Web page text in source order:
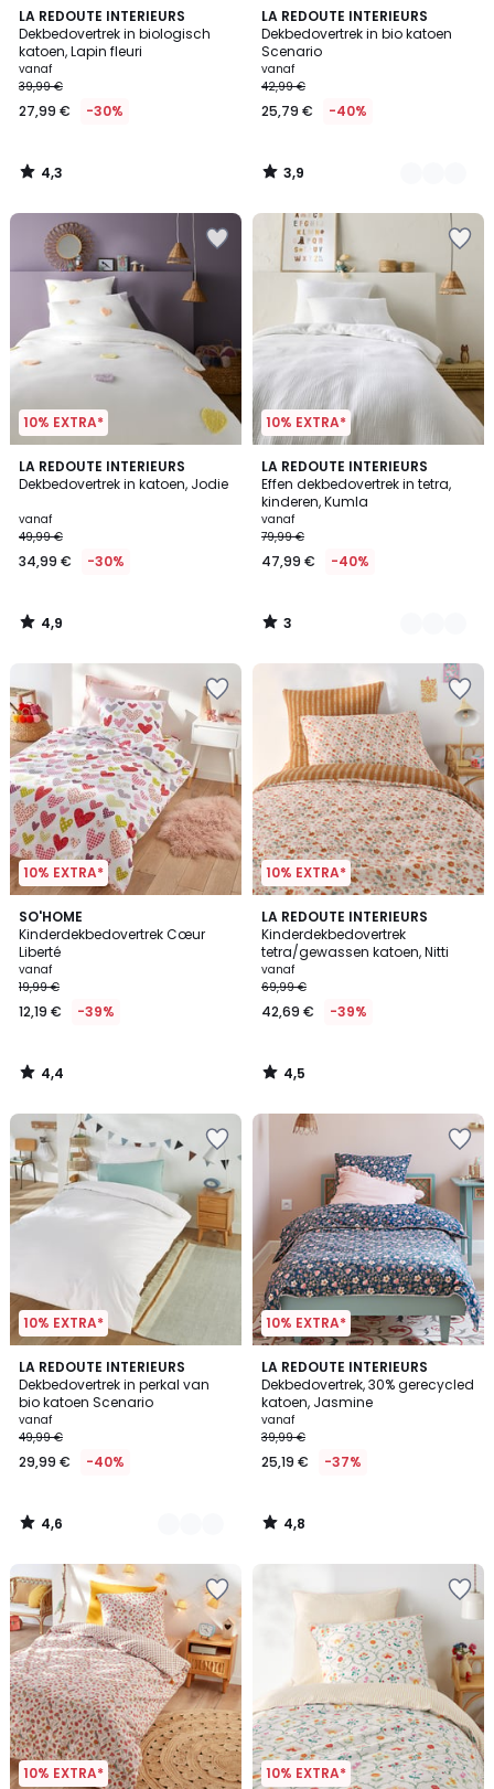
LA REDOUTE INTERIEURS
Dekbedovertrek in biologisch
katoen, Lapin fleuri
vanaf
39,99 €
27,99 € -30%
4,3
/ 5
4,3
/
LA REDOUTE INTERIEURS
Dekbedovertrek in bio katoen
Scenario
vanaf
42,99 €
25,79 € -40%
3,9
/ 5
8
Kleuren
3,9
/
10% EXTRA*
LA REDOUTE INTERIEURS
Dekbedovertrek in katoen, Jodie
vanaf
49,99 €
34,99 € -30%
4,9
/ 5
4,9
/
10% EXTRA*
LA REDOUTE INTERIEURS
Effen dekbedovertrek in tetra,
kinderen, Kumla
vanaf
79,99 €
47,99 € -40%
3
/
5
17
Kleuren
3
/
10% EXTRA*
SO'HOME
Kinderdekbedovertrek Cœur
Liberté
vanaf
19,99 €
12,19 € -39%
4,4
/ 5
4,4
/
10% EXTRA*
LA REDOUTE INTERIEURS
Kinderdekbedovertrek
tetra/gewassen katoen, Nitti
vanaf
69,99 €
42,69 € -39%
4,5
/ 5
4,5
/
10% EXTRA*
LA REDOUTE INTERIEURS
Dekbedovertrek in perkal van
bio katoen Scenario
vanaf
49,99 €
29,99 € -40%
4,6
/ 5
12
Kleuren
4,6
/
10% EXTRA*
LA REDOUTE INTERIEURS
Dekbedovertrek, 30% gerecycled
katoen, Jasmine
vanaf
39,99 €
25,19 € -37%
4,8
/ 5
4,8
/
10% EXTRA* 10% EXTRA*